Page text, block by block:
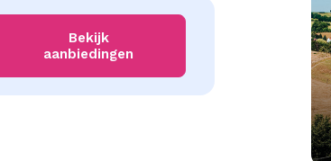
Bekijk
aanbiedingen